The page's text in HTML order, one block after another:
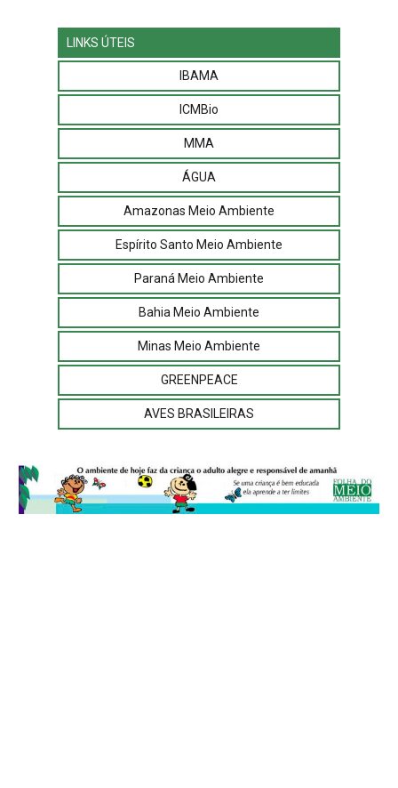
LINKS ÚTEIS
IBAMA
ICMBio
MMA
ÁGUA
Amazonas Meio Ambiente
Espírito Santo Meio Ambiente
Paraná Meio Ambiente
Bahia Meio Ambiente
Minas Meio Ambiente
GREENPEACE
AVES BRASILEIRAS